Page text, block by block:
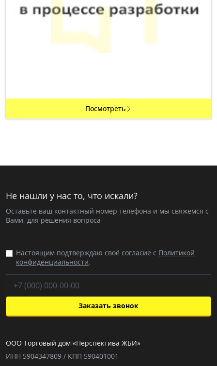
Посмотреть
Не нашли у нас то, что искали?
Оставьте ваш контактный номер телефона и мы свяжемся с
Вами, для решения вопроса
Настоящим подтверждаю своё согласие с Политикой
конфиденциальности.
Заказать звонок
ООО Торговый дом «Перспектива ЖБИ»
ИНН 5904347809 / КПП 590401001